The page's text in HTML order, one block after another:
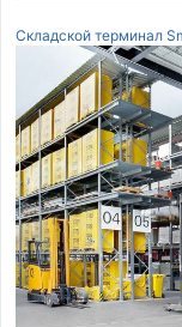
Складской терминал